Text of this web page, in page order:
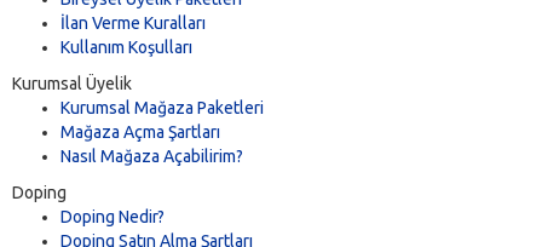
İlan Verme Kuralları
Kullanım Koşulları
Kurumsal Üyelik
Kurumsal Mağaza Paketleri
Mağaza Açma Şartları
Nasıl Mağaza Açabilirim?
Doping
Doping Nedir?
Doping Satın Alma Şartları